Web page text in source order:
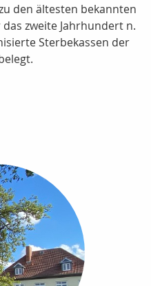
den ältesten bekannten
zweite Jahrhundert n.
Sterbekassen der